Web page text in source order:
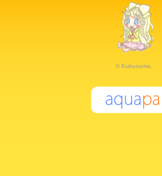
© Kukusama.